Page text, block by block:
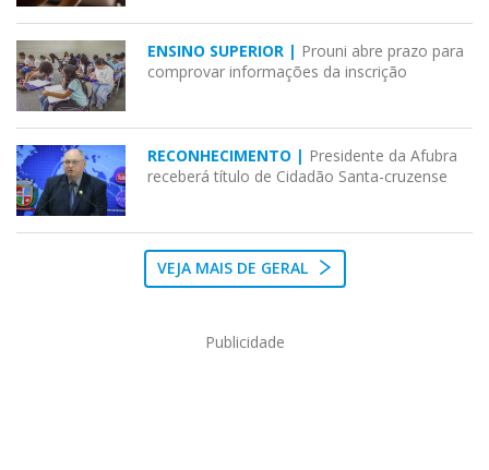
ENSINO SUPERIOR | Prouni abre prazo para
comprovar informações da inscrição
RECONHECIMENTO | Presidente da Afubra
receberá título de Cidadão Santa-cruzense
VEJA MAIS DE GERAL
Publicidade